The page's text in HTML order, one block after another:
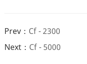
Prev： Cf - 2300
Next： Cf - 5000